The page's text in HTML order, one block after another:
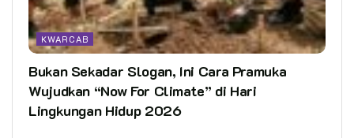
KWARCAB
Bukan Sekadar Slogan, Ini Cara Pramuka
Wujudkan “Now For Climate” di Hari
Lingkungan Hidup 2026